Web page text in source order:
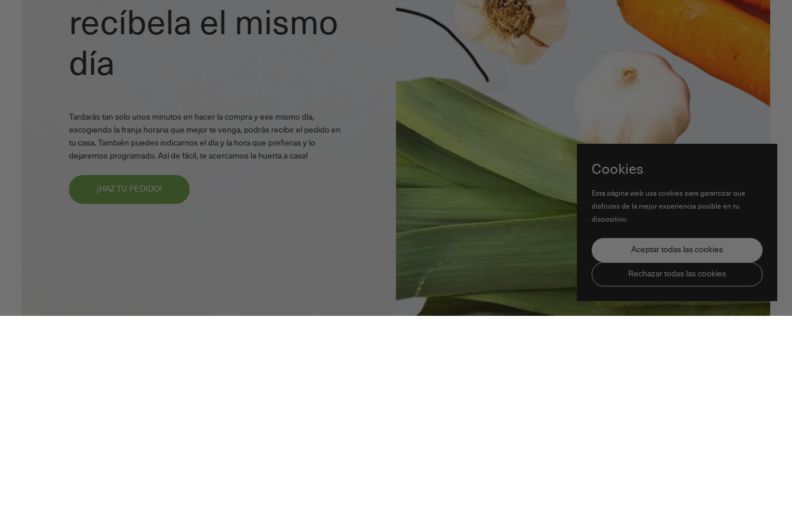
recíbela el mismo
día
Tardarás tan solo unos minutos en hacer la compra y ese mismo día,
escogiendo la franja horaria que mejor te venga, podrás recibir el pedido en
tu casa. También puedes indicarnos el día y la hora que prefieras y lo
dejaremos programado. Así de fácil, te acercamos la huerta a casa!
¡HAZ TU PEDIDO!
Cookies
Esta página web usa cookies para garantizar que
disfrutes de la mejor experiencia posible en tu
dispositivo.
Aceptar todas las cookies
Rechazar todas las cookies